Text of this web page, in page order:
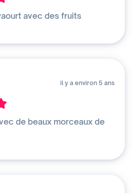
avec des fruits
il y a environ 5 ans
de beaux morceaux de